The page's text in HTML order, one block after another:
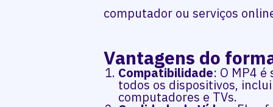
computador ou serviços
Vantagens do
Compatibilidade: O MP4
todos os dispositivos,
computadores e TVs.